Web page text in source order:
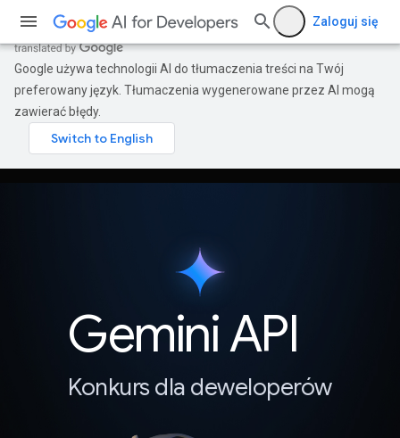
Zaloguj się
Google używa technologii AI do tłumaczenia treści na Twój
preferowany język. Tłumaczenia wygenerowane przez AI mogą
zawierać błędy.
Gemini API
Konkurs dla deweloperów